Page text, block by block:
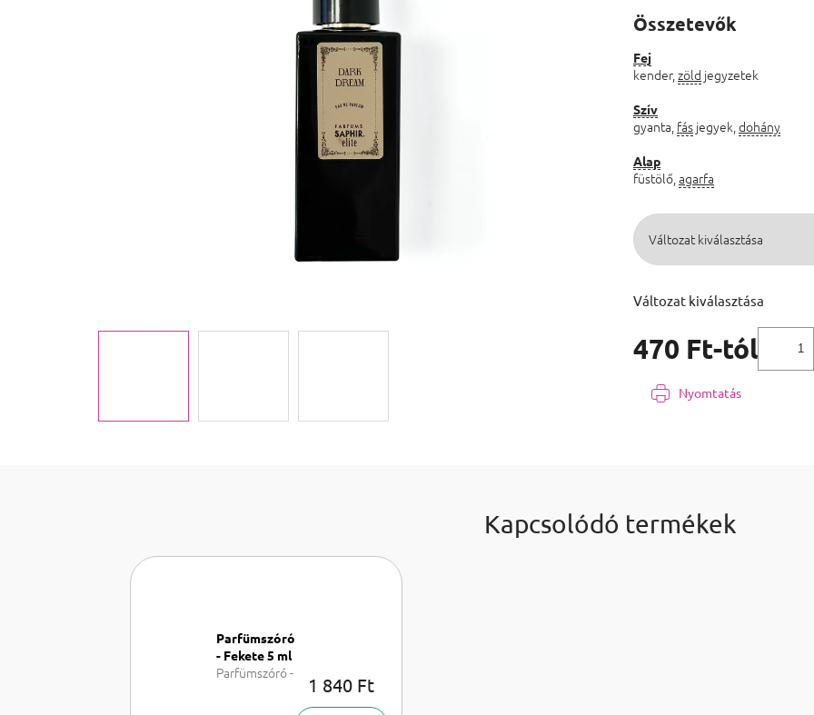
470 Ft-tól
Változat kiválasztása
Összetevők
Fej
kender, zöld jegyzetek
Szív
gyanta, fás jegyek, dohány
Alap
füstölő, agarfa
Nyomtatás
Kapcsolódó termékek
Parfümszóró
- Fekete 5 ml
Parfümszóró -
1 840 Ft